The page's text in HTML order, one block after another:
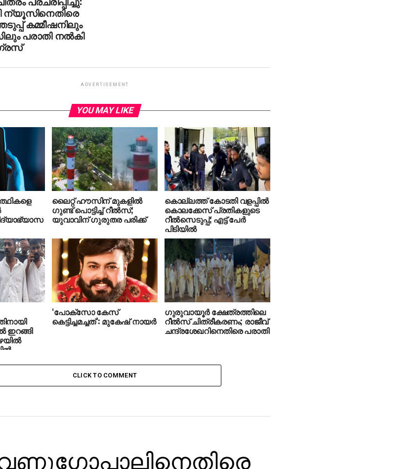
ന്യൂസിനെതിരെ
കമ്മീഷനിലും
പരാതി നൽകി
ADVERTISEMENT
YOU MAY LIKE
ലൈറ്റ് ഹൗസിന് മുകളില്‍
ഗുണ്ട് പൊട്ടിച്ച് റീല്‍സ്;
യുവാവിന് ഗുരുതര പരിക്ക്
കൊല്ലത്ത് കോടതി വളപ്പില്‍
കൊലക്കേസ് പ്രതികളുടെ
റീല്‍സെടുപ്പ്; എട്ട് പേര്‍
പിടിയില്‍
ഇറങ്ങി
‘പോക്സോ കേസ്
കെട്ടിച്ചമച്ചത്’: മുകേഷ് നായർ
ഗുരുവായൂര്‍ ക്ഷേത്രത്തിലെ
റീല്‍സ് ചിത്രീകരണം; രാജീവ്
ചന്ദ്രശേഖറിനെതിരെ പരാതി
CLICK TO COMMENT